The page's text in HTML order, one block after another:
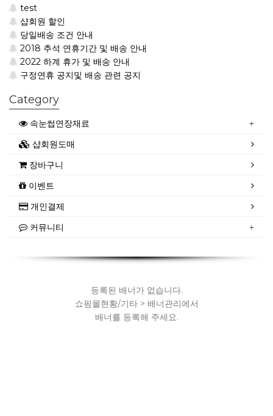
test
샵회원 할인
당일배송 조건 안내
2018 추석 연휴기간 및 배송 안내
2022 하계 휴가 및 배송 안내
구정연휴 공지및 배송 관련 공지
Category
속눈썹연장재료
샵회원도매
장바구니
이벤트
개인결제
커뮤니티
등록된 배너가 없습니다.
쇼핑몰현황/기타 > 배너관리에서
배너를 등록해 주세요.